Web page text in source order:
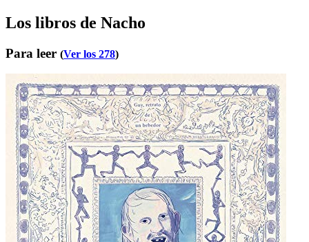
Los libros de Nacho
Para leer (Ver los 278)